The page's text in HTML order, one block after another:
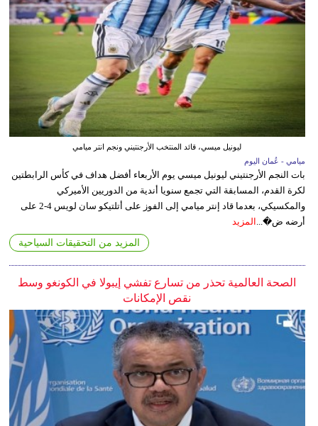
ليونيل ميسي، قائد المنتخب الأرجنتيني ونجم انتر ميامي
ميامي - عُمان اليوم
بات النجم الأرجنتيني ليونيل ميسي يوم الأربعاء أفضل هداف في كأس الرابطتين
لكرة القدم، المسابقة التي تجمع سنويا أندية من الدوريين الأميركي
والمكسيكي، بعدما قاد إنتر ميامي إلى الفوز على أتلتيكو سان لويس 4-2 على
أرضه ض�... المزيد
المزيد من التحقيقات السياحية
الصحة العالمية تحذر من تسارع تفشي إيبولا في الكونغو وسط
نقص الإمكانات